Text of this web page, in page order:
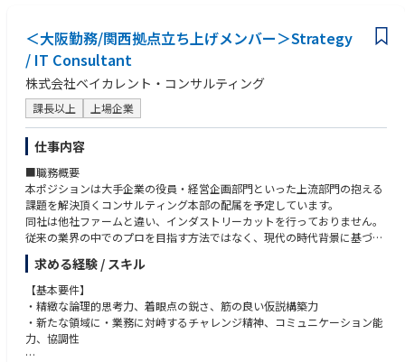
●PoCから本番導入、業務定着までのプロジェクト推進
●AIソリューションの要件整理、仕様設計
●AIエンジニアと連携した実装推進・技術要件への落とし込み
●顧客、Biz、開発チーム間のコミュニケーション設計・合意形成
●業務KPIの設計、効果検証、定着支援
●個別案件で得た知見の抽象化、再利用可能なプロダクトへの還元
【ポジションの特徴】
●現年収比150％up等での提示実績あり/スキルに応じたRS（譲渡制限付
株式）付与制度あり
●AIエンジニアやFDEと近い距離で、実装まで踏み込んだコンサルティン
グができる
●顧客の業務変革に深く入り込み、AIの社会実装をリードできる
●コンサルティング、プロダクトマネジメント、事業開発を横断したキャ
リア形成が可能
●スタートアップの成長フェーズにおいて、事業づくりそのものに関与で
きる
●リモートワークやフレックス制度を活用しながら、柔軟な働き方が可能
【歓迎要件（WANT）】
●AI／生成AI／LLMを活用した業務改善・DXプロジェクトの経験
●RAG、AIエージェント、データ分析基盤などに関する基本的な理解
●業務システム、SaaS、ERP、CRM、SCMなどの導入・活用支援経験
●BPR、業務設計、業務標準化に関する経験
●製造、流通小売、自動車、SCM、通信などの業界知見
●プロダクトマネージャー、BizDev、エンジニアとの協働経験
＜大阪勤務/関西拠点立ち上げメンバー＞Strategy
/ IT Consultant
株式会社ベイカレント・コンサルティング
課長以上 上場企業
仕事内容
■職務概要
本ポジションは大手企業の役員・経営企画部門といった上流部門の抱える
課題を解決頂くコンサルティング本部の配属を予定しています。
同社は他社ファームと違い、インダストリーカットを行っておりません。
従来の業界の中でのプロを目指す方法ではなく、現代の時代背景に基づ
き、他業界を知っているからこそ出来るコンサルティングを行うことで他
社と差別化を図ってます。他社にはない1pool制による幅広い経験と高い
年収水準も同社の魅力の1つです。
＜職務詳細＞
・各業界のリーディングカンパニーを中心としたクライアントの経営課
題/業務課題に対する分析、及びマネジメント向けレポート作成
求める経験 / スキル
【基本要件】
・精緻な論理的思考力、着眼点の鋭さ、筋の良い仮説構築力
・新たな領域に・業務に対峙するチャレンジ精神、コミュニケーション能
力、協調性